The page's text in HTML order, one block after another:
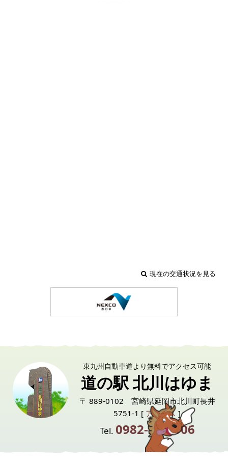
現在の交通状況を見る
東九州自動車道より無料でアクセス可能
道の駅 北川はゆま
〒 889-0102 宮崎県延岡市北川町長井
5751-1 [ アクセス ]
Tel. 0982-24-6006